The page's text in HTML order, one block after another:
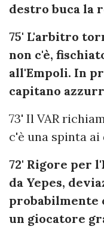
destro buca la
75' L'arbitro
non c'è,
all'Empoli. In
capitano
73' Il VAR
c'è una spinta
72' Rigore per
da Yepes,
probabilmente
un giocatore